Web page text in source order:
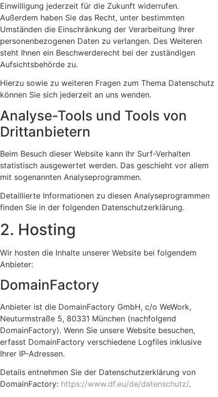
Einwilligung jederzeit für die Zukunft widerrufen.
Außerdem haben Sie das Recht, unter bestimmten
Umständen die Einschränkung der Verarbeitung Ihrer
personenbezogenen Daten zu verlangen. Des Weiteren
steht Ihnen ein Beschwerderecht bei der zuständigen
Aufsichtsbehörde zu.
Hierzu sowie zu weiteren Fragen zum Thema Datenschutz
können Sie sich jederzeit an uns wenden.
Analyse-Tools und Tools von
Dritt­anbietern
Beim Besuch dieser Website kann Ihr Surf-Verhalten
statistisch ausgewertet werden. Das geschieht vor allem
mit sogenannten Analyseprogrammen.
Detaillierte Informationen zu diesen Analyseprogrammen
finden Sie in der folgenden Datenschutzerklärung.
2. Hosting
Wir hosten die Inhalte unserer Website bei folgendem
Anbieter:
DomainFactory
Anbieter ist die DomainFactory GmbH, c/o WeWork,
Neuturmstraße 5, 80331 München (nachfolgend
DomainFactory). Wenn Sie unsere Website besuchen,
erfasst DomainFactory verschiedene Logfiles inklusive
Ihrer IP-Adressen.
Details entnehmen Sie der Datenschutzerklärung von
DomainFactory: https://www.df.eu/de/datenschutz/.